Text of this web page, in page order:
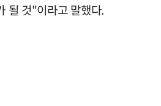
될 것"이라고 말했다.